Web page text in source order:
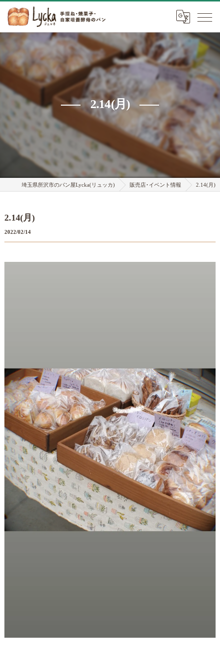
2.14(月)
埼玉県所沢市のパン屋Lycka(リュッカ) 販売店･イベント情報 2.14(月)
2.14(月)
2022/02/14